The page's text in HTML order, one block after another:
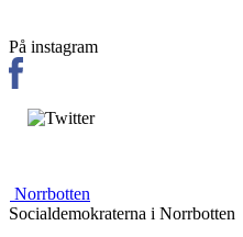
På instagram
Norrbotten
Socialdemokraterna i Norrbotten